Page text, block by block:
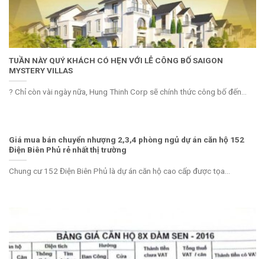
TUẦN NÀY QUÝ KHÁCH CÓ HẸN VỚI LỄ CÔNG BỐ SAIGON
MYSTERY VILLAS
? Chỉ còn vài ngày nữa, Hung Thinh Corp sẽ chính thức công bố đến...
Giá mua bán chuyển nhượng 2,3,4 phòng ngủ dự án căn hộ 152
Điện Biên Phủ rẻ nhất thị trường
Chung cư 152 Điện Biên Phủ là dự án căn hộ cao cấp được tọa...